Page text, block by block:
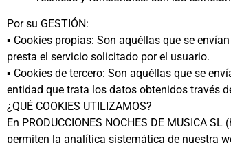
Por su GESTIÓN:
▪ Cookies propias: Son aquéllas que se
presta el servicio solicitado por el usuario.
▪ Cookies de tercero: Son aquéllas que se
entidad que trata los datos obtenidos través
¿QUÉ COOKIES UTILIZAMOS?
En PRODUCCIONES NOCHES DE MUSICA
permiten la analítica sistemática de nuestra